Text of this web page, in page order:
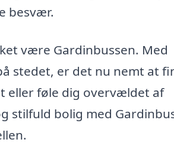
besvær.
være Gardinbussen. Med
stedet, er det nu nemt at
eller føle dig overvældet af
stilfuld bolig med